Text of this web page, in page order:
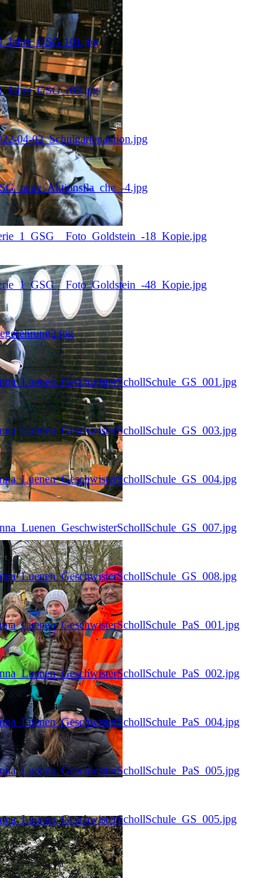
101.jpg
103.jpg
04-02_Schulgartenaktion.jpg
4.jpg
18_Kopie.jpg
48_Kopie.jpg